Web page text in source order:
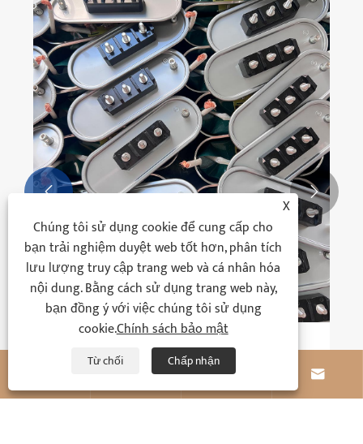
Tầm quan trọng của các giá trị mô-men xoắn
khi kết nối các đầu cực nguồn của tụ điện là
gì và rủi ro của việc siết chặt không đúng
cách là gì?
Xem thêm >>
 
 
X
Chúng tôi sử dụng cookie để cung cấp cho
bạn trải nghiệm duyệt web tốt hơn, phân tích
lưu lượng truy cập trang web và cá nhân hóa
nội dung. Bằng cách sử dụng trang web này,
bạn đồng ý với việc chúng tôi sử dụng
cookie.Chính sách bảo mật
Từ chối Chấp nhận